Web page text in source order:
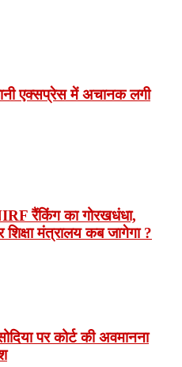
एक्सप्रेस में अचानक लगी
रैंकिंग का गोरखधंधा,
मंत्रालय कब जागेगा ?
पर कोर्ट की अवमानना